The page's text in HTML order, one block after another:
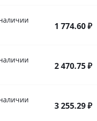
1 774.60 ₽
2 470.75 ₽
3 255.29 ₽